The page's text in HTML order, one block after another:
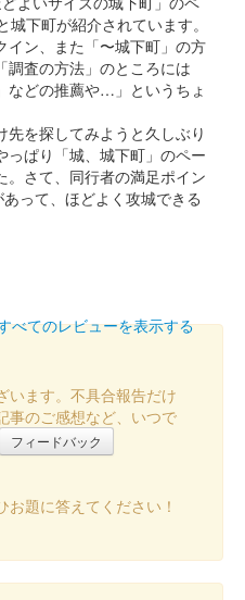
たお城EXPO 2024の丸岡城 ー
販売された御城印。22日のみ
2024限定版 梅ver.
たお城EXPO 2024の丸岡城 ー
販売された御城印。22日のみ
たお城EXPO 2024の丸岡城 ー
販売された御城印。21日のみ
下町が紹介されています。
イン、また「〜城下町」の方
調査の方法」のところには
などの推薦や…」というちょ
を探してみようと久しぶり
っぱり「城、城下町」のペー
。さて、同行者の満足ポイン
って、ほどよく攻城できる
べてのレビューを表示する
います。不具合報告だけ
事のご感想など、いつで
フィードバック
題に答えてください！